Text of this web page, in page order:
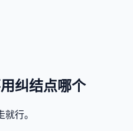
纠结点哪个
行。